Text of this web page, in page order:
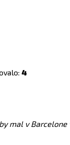
4
mal v